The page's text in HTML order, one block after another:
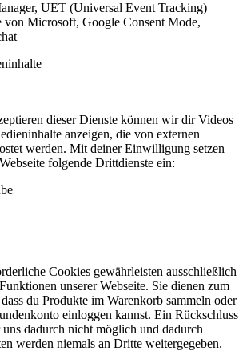
UET (Universal Event Tracking)
von Microsoft, Google Consent Mode,
dieser Dienste können wir dir Videos
anzeigen, die von externen
werden. Mit deiner Einwilligung setzen
folgende Drittdienste ein:
Cookies gewährleisten ausschließlich
unserer Webseite. Sie dienen zum
du Produkte im Warenkorb sammeln oder
einloggen kannst. Ein Rückschluss
dadurch nicht möglich und dadurch
werden niemals an Dritte weitergegeben.